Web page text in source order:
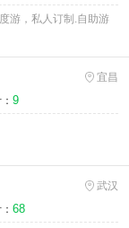
游，私人订制.自助游
宜昌
9
武汉
68